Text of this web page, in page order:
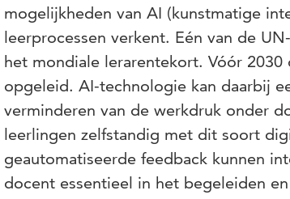
mogelijkheden van AI (kunstmatige
leerprocessen verkent. Eén van de
het mondiale lerarentekort. Vóór
opgeleid. AI-technologie kan daarbij
verminderen van de werkdruk onder
leerlingen zelfstandig met dit soort
geautomatiseerde feedback kunnen
docent essentieel in het begeleiden